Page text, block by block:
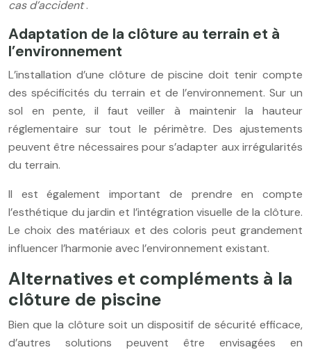
cas d’accident.
Adaptation de la clôture au terrain et à
l’environnement
L’installation d’une clôture de piscine doit tenir compte
des spécificités du terrain et de l’environnement. Sur un
sol en pente, il faut veiller à maintenir la hauteur
réglementaire sur tout le périmètre. Des ajustements
peuvent être nécessaires pour s’adapter aux irrégularités
du terrain.
Il est également important de prendre en compte
l’esthétique du jardin et l’intégration visuelle de la clôture.
Le choix des matériaux et des coloris peut grandement
influencer l’harmonie avec l’environnement existant.
Alternatives et compléments à la
clôture de piscine
Bien que la clôture soit un dispositif de sécurité efficace,
d’autres solutions peuvent être envisagées en